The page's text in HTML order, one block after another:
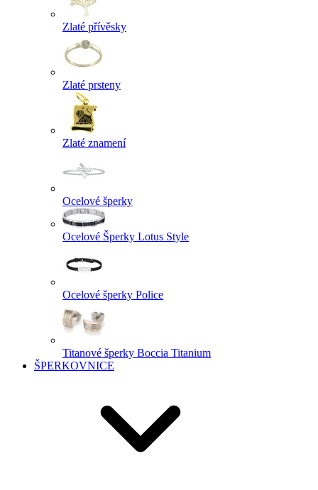
Zlaté přívěsky
Zlaté prsteny
Zlaté znamení
Ocelové šperky
Ocelové Šperky Lotus Style
Ocelové šperky Police
Titanové šperky Boccia Titanium
ŠPERKOVNICE